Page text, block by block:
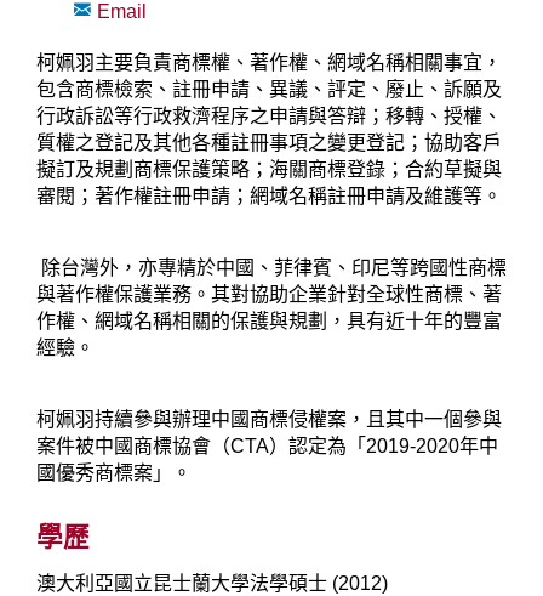
Email
柯姵羽主要負責商標權、著作權、網域名稱相關事宜，
包含商標檢索、註冊申請、異議、評定、廢止、訴願及
行政訴訟等行政救濟程序之申請與答辯；移轉、授權、
質權之登記及其他各種註冊事項之變更登記；協助客戶
擬訂及規劃商標保護策略；海關商標登錄；合約草擬與
審閱；著作權註冊申請；網域名稱註冊申請及維護等。
除台灣外，亦專精於中國、菲律賓、印尼等跨國性商標
與著作權保護業務。其對協助企業針對全球性商標、著
作權、網域名稱相關的保護與規劃，具有近十年的豐富
經驗。
柯姵羽持續參與辦理中國商標侵權案，且其中一個參與
案件被中國商標協會（CTA）認定為「2019-2020年中
國優秀商標案」。
學歷
澳大利亞國立昆士蘭大學法學碩士 (2012)